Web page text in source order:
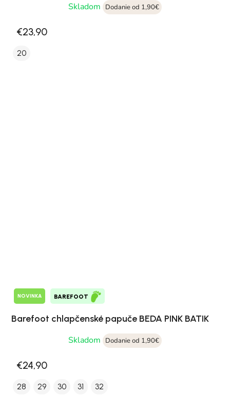
Skladom
Dodanie od 1,90€
€23,90
20
NOVINKA BAREFOOT
Barefoot chlapčenské papuče BEDA PINK BATIK
Skladom
Dodanie od 1,90€
€24,90
28 29 30 31 32